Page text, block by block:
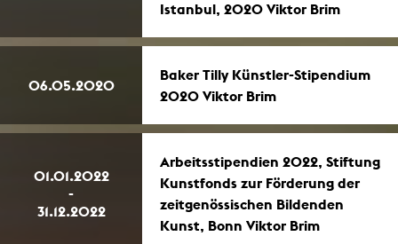
Istanbul, 2020 Viktor Brim
06.05.2020
Baker Tilly Künstler-Stipendium
2020 Viktor Brim
01.01.2022
-
31.12.2022
Arbeitsstipendien 2022, Stiftung
Kunstfonds zur Förderung der
zeitgenössischen Bildenden
Kunst, Bonn Viktor Brim